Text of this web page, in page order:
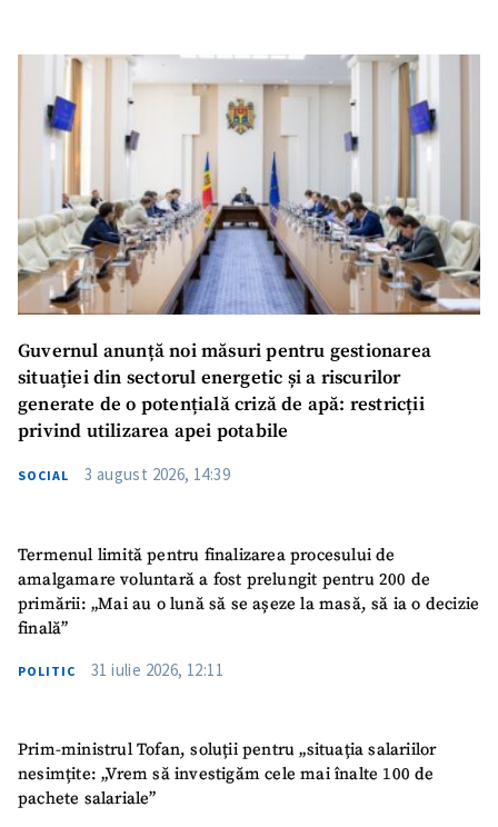
Guvernul anunță noi măsuri pentru gestionarea
situației din sectorul energetic și a riscurilor
generate de o potențială criză de apă: restricții
privind utilizarea apei potabile
SOCIAL 3 august 2026, 14:39
Termenul limită pentru finalizarea procesului de
amalgamare voluntară a fost prelungit pentru 200 de
primării: „Mai au o lună să se așeze la masă, să ia o decizie
finală”
POLITIC 31 iulie 2026, 12:11
Prim-ministrul Tofan, soluții pentru „situația salariilor
nesimțite: „Vrem să investigăm cele mai înalte 100 de
pachete salariale”